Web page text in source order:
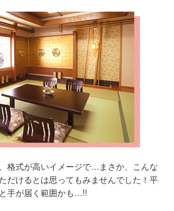
格式が高いイメージで…まさか、こんな
だけるとは思ってもみませんでした！平
手が届く範囲かも…!!